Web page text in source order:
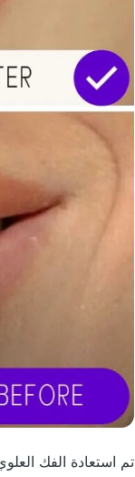
تم استعادة الفك